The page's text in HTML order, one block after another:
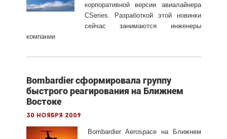
корпоративной версии авиалайнера
CSeries. Разработкой этой новинки
сейчас занимаются инженеры
компании
Bombardier сформировала группу
быстрого реагирования на Ближнем
Востоке
30 ноября 2009
Bombardier Aerospace на Ближнем